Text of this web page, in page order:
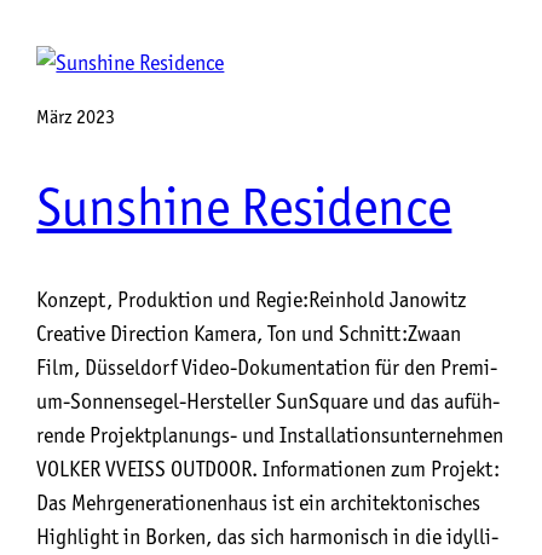
März 2023
Sunshine Residence
Kon­zept, Pro­duk­ti­on und Regie:Rein­hold Jano­witz
Crea­ti­ve Direction Kame­ra, Ton und Schnitt:Zwa­an
Film, Düsseldorf Video-Doku­men­ta­ti­on für den Pre­mi­
um-Son­nen­se­gel-Her­stel­ler SunS­qua­re und das auf­üh­
ren­de Pro­jekt­pla­nungs- und Instal­la­ti­ons­un­ter­neh­men
VOLKER VVEISS OUTDOOR. Infor­ma­tio­nen zum Projekt:
Das Mehr­ge­ne­ra­tio­nen­haus ist ein archi­tek­to­ni­sches
High­light in Bor­ken, das sich har­mo­nisch in die idyl­li­